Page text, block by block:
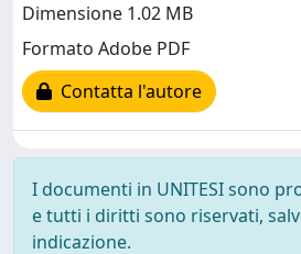
Dimensione 1.02 MB
Formato Adobe PDF
Contatta l'autore
I documenti in UNITESI sono
e tutti i diritti sono riservati,
indicazione.